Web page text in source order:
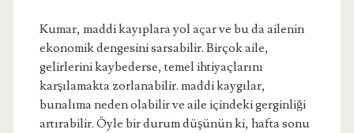
Kumar, maddi kayıplara yol açar ve bu da ailenin
ekonomik dengesini sarsabilir. Birçok aile,
gelirlerini kaybederse, temel ihtiyaçlarını
karşılamakta zorlanabilir. maddi kaygılar,
bunalıma neden olabilir ve aile içindeki gerginliği
artırabilir. Öyle bir durum düşünün ki, hafta sonu